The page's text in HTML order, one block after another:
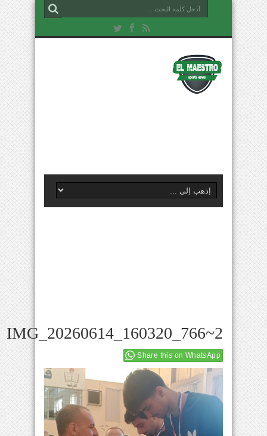
IMG_20260614_160320_766~2
Share this on WhatsApp